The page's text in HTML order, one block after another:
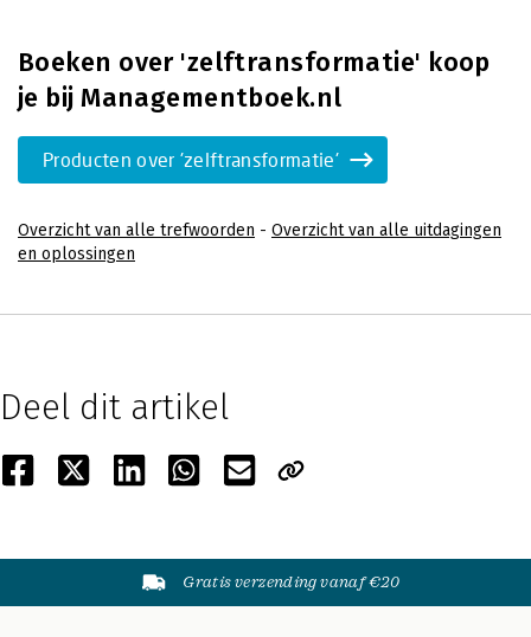
Boeken over 'zelftransformatie' koop
je bij Managementboek.nl
Producten over 'zelftransformatie'
Overzicht van alle trefwoorden - Overzicht van alle uitdagingen
en oplossingen
Deel dit artikel
Gratis verzending vanaf €20